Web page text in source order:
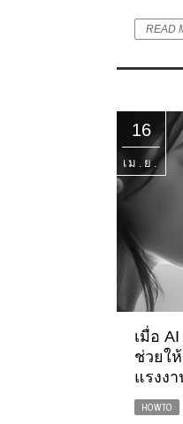
READ
16
เม.ย.
เมื่อ
ช่วยใ
แรงง
HOWTO